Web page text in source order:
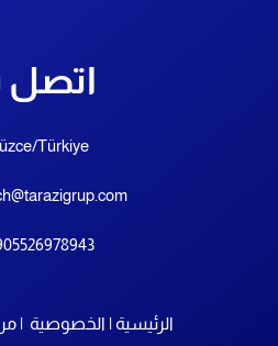
اتصل
Türkiye
الرئيسية الخصوصية